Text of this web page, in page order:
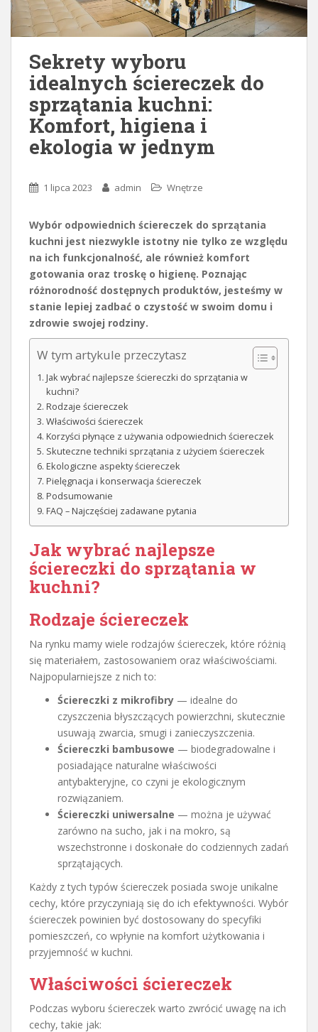
Sekrety wyboru
idealnych ściereczek do
sprzątania kuchni:
Komfort, higiena i
ekologia w jednym
1 lipca 2023 admin Wnętrze
Wybór odpowiednich ściereczek do sprzątania
kuchni jest niezwykle istotny nie tylko ze względu
na ich funkcjonalność, ale również komfort
gotowania oraz troskę o higienę. Poznając
różnorodność dostępnych produktów, jesteśmy w
stanie lepiej zadbać o czystość w swoim domu i
zdrowie swojej rodziny.
W tym artykule przeczytasz
Jak wybrać najlepsze ściereczki do sprzątania w
kuchni?
Rodzaje ściereczek
Właściwości ściereczek
Korzyści płynące z używania odpowiednich ściereczek
Skuteczne techniki sprzątania z użyciem ściereczek
Ekologiczne aspekty ściereczek
Pielęgnacja i konserwacja ściereczek
Podsumowanie
FAQ – Najczęściej zadawane pytania
Jak wybrać najlepsze
ściereczki do sprzątania w
kuchni?
Rodzaje ściereczek
Na rynku mamy wiele rodzajów ściereczek, które różnią
się materiałem, zastosowaniem oraz właściwościami.
Najpopularniejsze z nich to:
Ściereczki z mikrofibry — idealne do
czyszczenia błyszczących powierzchni, skutecznie
usuwają zwarcia, smugi i zanieczyszczenia.
Ściereczki bambusowe — biodegradowalne i
posiadające naturalne właściwości
antybakteryjne, co czyni je ekologicznym
rozwiązaniem.
Ściereczki uniwersalne — można je używać
zarówno na sucho, jak i na mokro, są
wszechstronne i doskonałe do codziennych zadań
sprzątających.
Każdy z tych typów ściereczek posiada swoje unikalne
cechy, które przyczyniają się do ich efektywności. Wybór
ściereczek powinien być dostosowany do specyfiki
pomieszczeń, co wpłynie na komfort użytkowania i
przyjemność w kuchni.
Właściwości ściereczek
Podczas wyboru ściereczek warto zwrócić uwagę na ich
cechy, takie jak: